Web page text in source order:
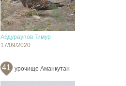
Абдураупов Тимур
17/09/2020
41 урочище Аманкутан